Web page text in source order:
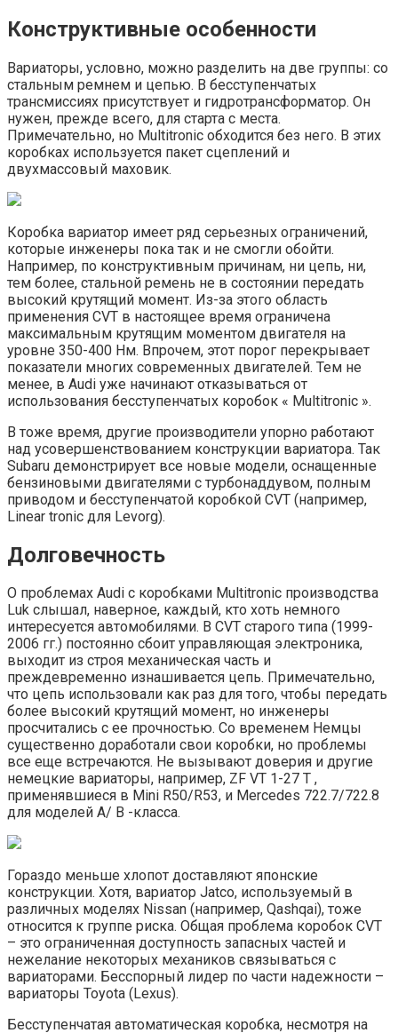
Конструктивные особенности
Вариаторы, условно, можно разделить на две группы: со
стальным ремнем и цепью. В бесступенчатых
трансмиссиях присутствует и гидротрансформатор. Он
нужен, прежде всего, для старта с места.
Примечательно, но Multitronic обходится без него. В этих
коробках используется пакет сцеплений и
двухмассовый маховик.
Коробка вариатор имеет ряд серьезных ограничений,
которые инженеры пока так и не смогли обойти.
Например, по конструктивным причинам, ни цепь, ни,
тем более, стальной ремень не в состоянии передать
высокий крутящий момент. Из-за этого область
применения CVT в настоящее время ограничена
максимальным крутящим моментом двигателя на
уровне 350-400 Нм. Впрочем, этот порог перекрывает
показатели многих современных двигателей. Тем не
менее, в Audi уже начинают отказываться от
использования бесступенчатых коробок « Multitronic ».
В тоже время, другие производители упорно работают
над усовершенствованием конструкции вариатора. Так
Subaru демонстрирует все новые модели, оснащенные
бензиновыми двигателями с турбонаддувом, полным
приводом и бесступенчатой коробкой CVT (например,
Linear tronic для Levorg).
Долговечность
О проблемах Audi с коробками Multitronic производства
Luk слышал, наверное, каждый, кто хоть немного
интересуется автомобилями. В CVT старого типа (1999-
2006 гг.) постоянно сбоит управляющая электроника,
выходит из строя механическая часть и
преждевременно изнашивается цепь. Примечательно,
что цепь использовали как раз для того, чтобы передать
более высокий крутящий момент, но инженеры
просчитались с ее прочностью. Со временем Немцы
существенно доработали свои коробки, но проблемы
все еще встречаются. Не вызывают доверия и другие
немецкие вариаторы, например, ZF VT 1-27 T ,
применявшиеся в Mini R50/R53, и Mercedes 722.7/722.8
для моделей A/ B -класса.
Гораздо меньше хлопот доставляют японские
конструкции. Хотя, вариатор Jatco, используемый в
различных моделях Nissan (например, Qashqai), тоже
относится к группе риска. Общая проблема коробок CVT
– это ограниченная доступность запасных частей и
нежелание некоторых механиков связываться с
вариаторами. Бесспорный лидер по части надежности –
вариаторы Toyota (Lexus).
Бесступенчатая автоматическая коробка, несмотря на